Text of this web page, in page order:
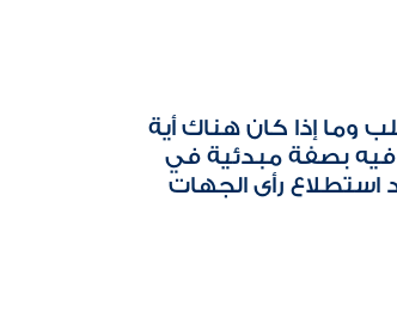
وما إذا كان هناك أية
فيه بصفة مبدئية في
استطلاع رأى الجهات